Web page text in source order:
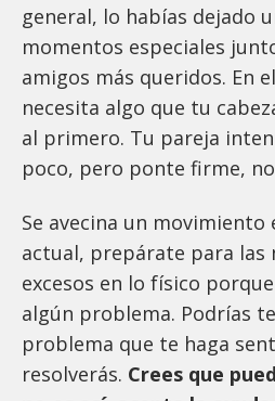
general, lo habías dejado
momentos especiales
amigos más queridos. En
necesita algo que tu
al primero. Tu pareja
poco, pero ponte firme,
Se avecina un
actual, prepárate para las
excesos en lo físico
algún problema. Podrías
problema que te haga
resolverás. Crees que